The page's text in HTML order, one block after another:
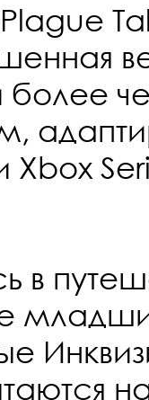
более
Xbox
в